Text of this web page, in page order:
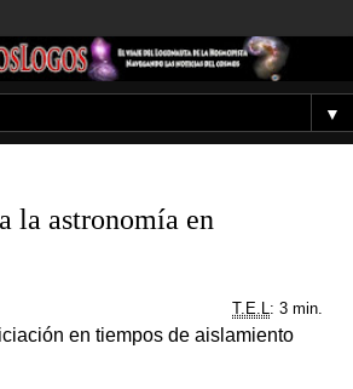
▼
la astronomía en
T.E.L : 3 min.
en tiempos de aislamiento